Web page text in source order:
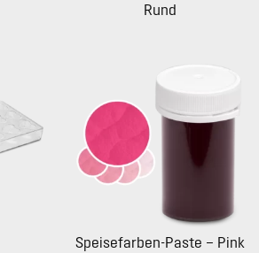
Rund
Speisefarben-Paste – Pink